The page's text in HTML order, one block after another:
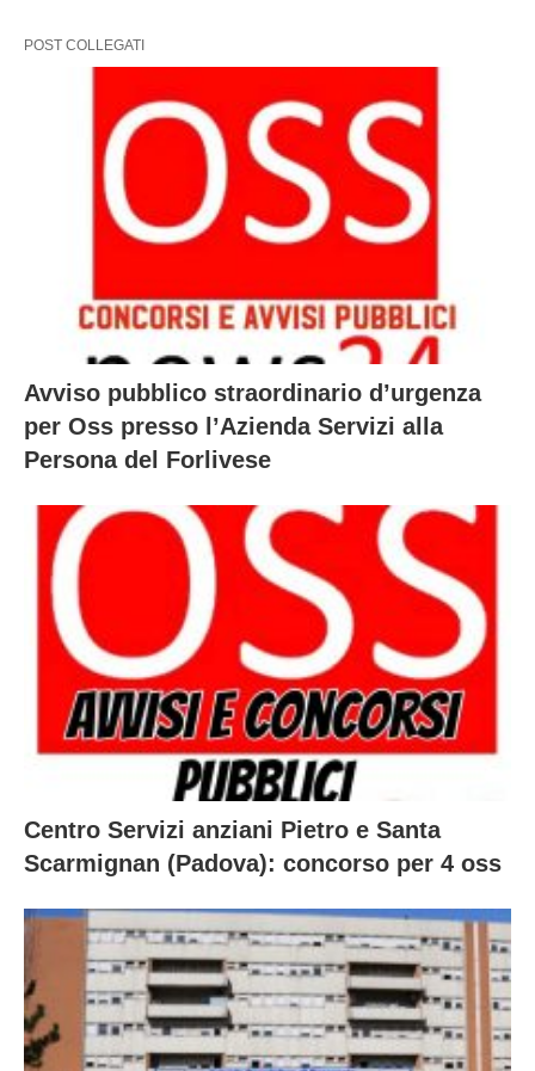
POST COLLEGATI
Avviso pubblico straordinario d’urgenza
per Oss presso l’Azienda Servizi alla
Persona del Forlivese
Centro Servizi anziani Pietro e Santa
Scarmignan (Padova): concorso per 4 oss